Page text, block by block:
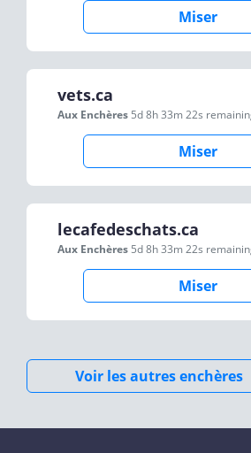
Miser
vets.ca
Aux Enchères 5d 8h 33m 22s
Miser
lecafedeschats.ca
Aux Enchères 5d 8h 33m 22s
Miser
Voir les autres enchères